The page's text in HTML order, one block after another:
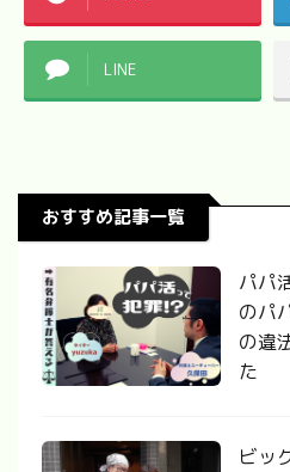
LINE
おすすめ記事一覧
パパ
のパ
の違
た
ビッ